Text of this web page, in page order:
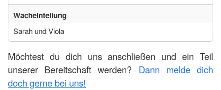
Wacheinteilung
Sarah und Viola
Möchtest du dich uns anschließen und ein Teil
unserer Bereitschaft werden? Dann melde dich
doch gerne bei uns!